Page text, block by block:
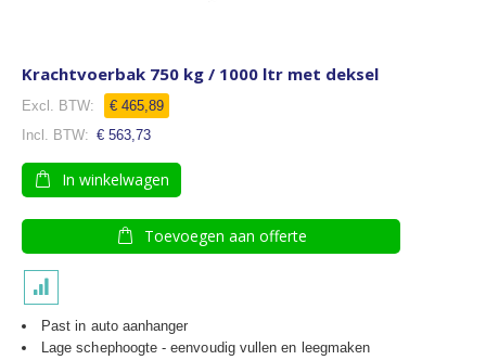
Krachtvoerbak 750 kg / 1000 ltr met deksel
€ 465,89
€ 563,73
In winkelwagen
Toevoegen aan offerte
Past in auto aanhanger
Lage schephoogte - eenvoudig vullen en leegmaken